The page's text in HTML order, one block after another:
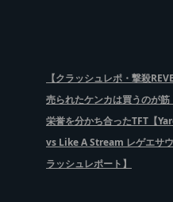
【クラッシュレポ・撃殺
売られたケンカは買うのが筋
栄誉を分かち合ったTFT【
vs Like A Stream レゲエサ
ラッシュレポート】